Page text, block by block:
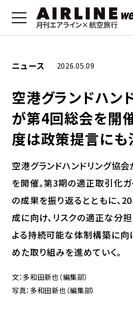
ニュース 2026.05.09
空港グランドハン
が第4回総会を開
度は政策提言にも
空港グランドハンドリング協
を開催。第3期の適正取引化
の成果を振り返るとともに、
成に向け、リスクの適正な分
よる持続可能な体制構築に向
めた取り組みを進めていく。
文：多和田新也（編集部）
写真：多和田新也（編集部）